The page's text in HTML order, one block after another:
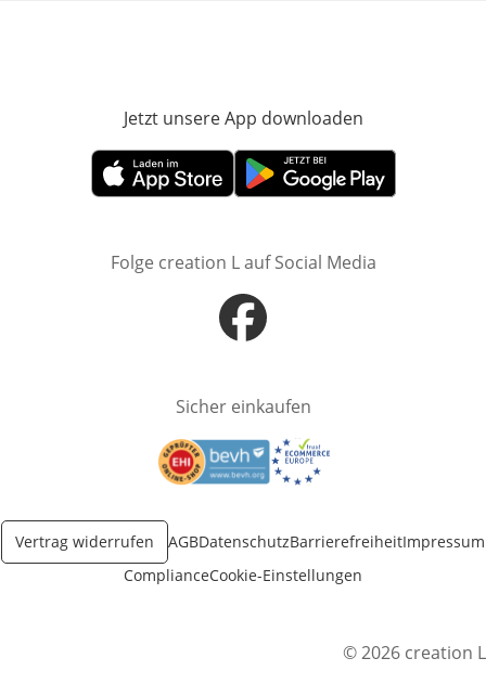
Jetzt unsere App downloaden
Öffnet in neuem FensterÖffnet in neuem Fenster
Folge creation L auf Social Media
Öffnet in neuem Fenster
Sicher einkaufen
Öffnet in neuem FensterÖffnet in neuem Fenster
Vertrag widerrufen AGBDatenschutzBarrierefreiheitImpressum
ComplianceCookie-Einstellungen
© 2026 creation L